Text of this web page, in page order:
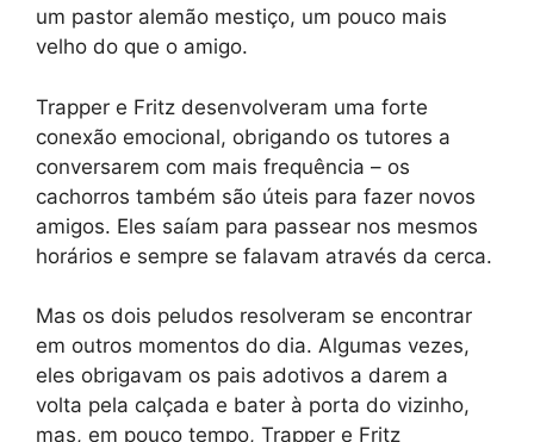
um pastor alemão mestiço, um pouco mais
velho do que o amigo.
Trapper e Fritz desenvolveram uma forte
conexão emocional, obrigando os tutores a
conversarem com mais frequência – os
cachorros também são úteis para fazer novos
amigos. Eles saíam para passear nos mesmos
horários e sempre se falavam através da cerca.
Mas os dois peludos resolveram se encontrar
em outros momentos do dia. Algumas vezes,
eles obrigavam os pais adotivos a darem a
volta pela calçada e bater à porta do vizinho,
mas, em pouco tempo, Trapper e Fritz